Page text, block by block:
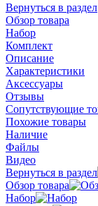
Вернуться в раздел
Обзор товара
Набор
Комплект
Описание
Характеристики
Аксессуары
Отзывы
Сопутствующие
Похожие товары
Наличие
Файлы
Видео
Вернуться в раздел
Обзор товара
Набор